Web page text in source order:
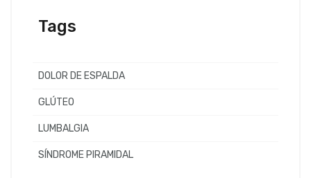
Tags
DOLOR DE ESPALDA
GLÚTEO
LUMBALGIA
SÍNDROME PIRAMIDAL